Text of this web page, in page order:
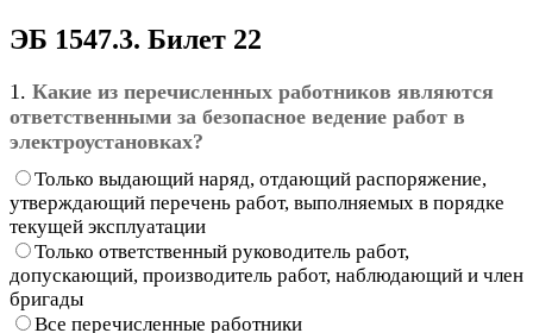
ЭБ 1547.3. Билет 22
1. Какие из перечисленных работников являются
ответственными за безопасное ведение работ в
электроустановках?
Только выдающий наряд, отдающий распоряжение,
утверждающий перечень работ, выполняемых в порядке
текущей эксплуатации
Только ответственный руководитель работ,
допускающий, производитель работ, наблюдающий и член
бригады
Все перечисленные работники